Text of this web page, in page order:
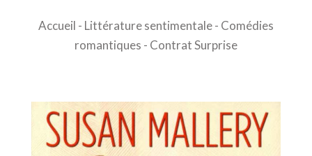
Accueil - Littérature sentimentale- Comédies
romantiques - Contrat Surprise